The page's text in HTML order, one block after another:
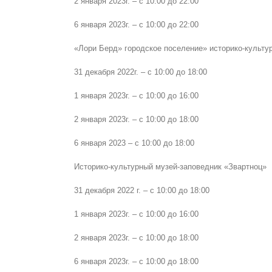
6 января 2023г. – с 10:00 до 22:00
«Лори Берд» городское поселение» историко-
31 декабря 2022г. – с 10:00 до 18:00
1 января 2023г. – с 10:00 до 16:00
2 января 2023г. – с 10:00 до 18:00
6 января 2023 – с 10:00 до 18:00
Историко-культурный музей-заповедник «Звартноц»
31 декабря 2022 г. – с 10:00 до 18:00
1 января 2023г. – с 10:00 до 16:00
2 января 2023г. – с 10:00 до 18:00
6 января 2023г. – с 10:00 до 18:00